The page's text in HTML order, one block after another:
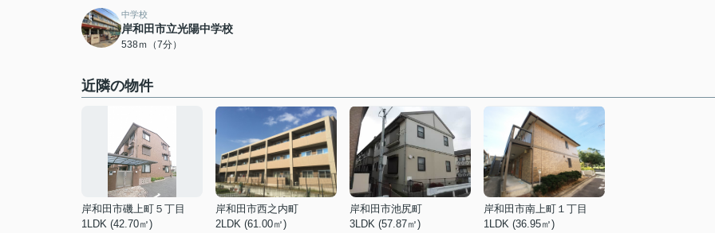
中学校
岸和田市立光陽中学校
538ｍ（7分）
近隣の物件
岸和田市磯上町５丁目
1LDK (42.70㎡)
岸和田市西之内町
2LDK (61.00㎡)
岸和田市池尻町
3LDK (57.87㎡)
岸和田市南上町１丁目
1LDK (36.95㎡)